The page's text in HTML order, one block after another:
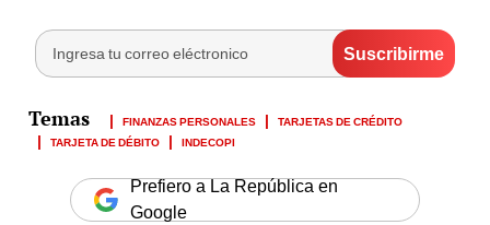
FINANZAS PERSONALES
TARJETAS DE CRÉDITO
TARJETA DE DÉBITO
INDECOPI
Prefiero a La República en
Google